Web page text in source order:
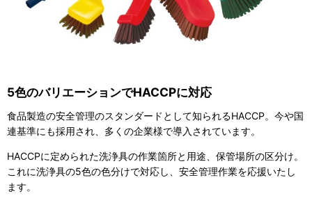
5色のバリエーションでHACCPに対応
食品製造の安全管理のスタンダードとして知られるHACCP。今や国
連基準にも採用され、多くの企業様で導入されています。
HACCPに定められた洗浄具の作業箇所と用途、保管場所の区分け。
これに洗浄具の5色の色分けで対応し、安全管理作業を応援いたし
ます。